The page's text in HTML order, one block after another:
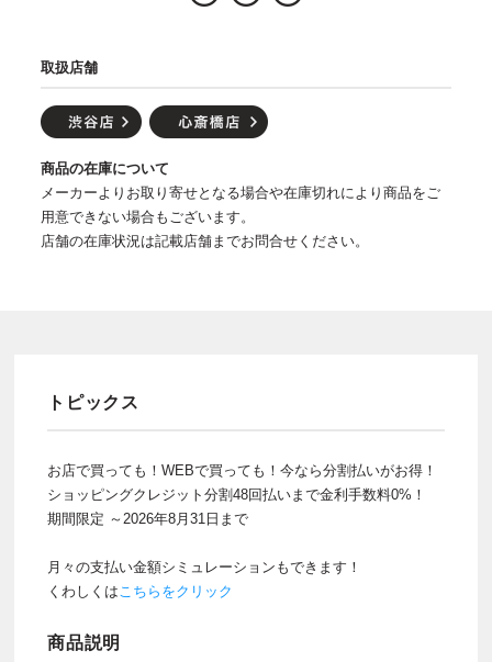
取扱店舗
商品の在庫について
メーカーよりお取り寄せとなる場合や在庫切れにより商品をご
用意できない場合もございます。
店舗の在庫状況は記載店舗までお問合せください。
トピックス
お店で買っても！WEBで買っても！今なら分割払いがお得！
ショッピングクレジット分割48回払いまで金利手数料0%！
期間限定 ～2026年8月31日まで
月々の支払い金額シミュレーションもできます！
くわしくはこちらをクリック
商品説明